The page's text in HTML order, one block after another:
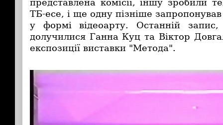
представлена комісії, іншу зробили
ТБ-есе, і ще одну пізніше
у формі відеоарту. Останній
долучилися Ганна Куц та Віктор
експозиції виставки "Метода".